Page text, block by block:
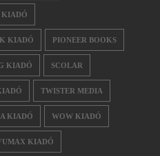
KIADÓ
KIADÓ PIONEER BOOKS
KIADÓ SCOLAR
TWISTER MEDIA
KIADÓ WOW KIADÓ
FUMAX KIADÓ